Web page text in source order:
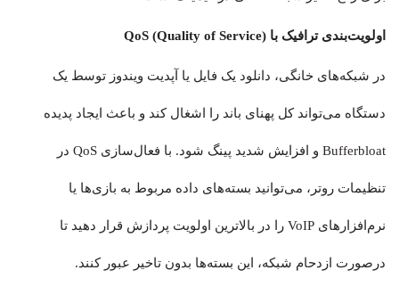
اولویت‌بندی ترافیک با QoS (Quality of Service)
در شبکه‌های خانگی، دانلود یک فایل یا آپدیت ویندوز توسط یک
دستگاه می‌تواند کل پهنای باند را اشغال کند و باعث ایجاد پدیده
Bufferbloat و افزایش شدید پینگ شود. با فعال‌سازی QoS در
تنظیمات روتر، می‌توانید بسته‌های داده مربوط به بازی‌ها یا
نرم‌افزارهای VoIP را در بالاترین اولویت پردازش قرار دهید تا
درصورت ازدحام شبکه، این بسته‌ها بدون تاخیر عبور کنند.